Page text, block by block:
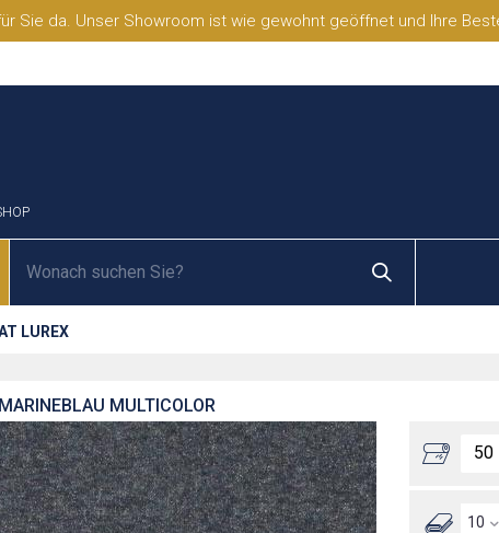
Sie da. Unser Showroom ist wie gewohnt geöffnet und Ihre
LUREX
MULTICOLOR